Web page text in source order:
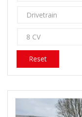
Drivetrain
8 CV
Reset